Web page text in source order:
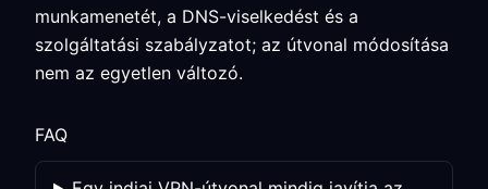
munkamenetét, a DNS-viselkedést és a
szolgáltatási szabályzatot; az útvonal módosítása
nem az egyetlen változó.
FAQ